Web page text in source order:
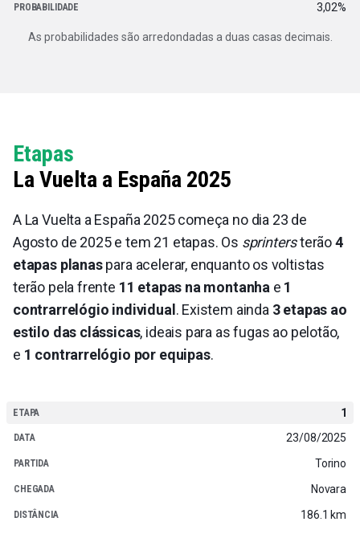
3,02%
As probabilidades são arredondadas a duas casas decimais.
Etapas
La Vuelta a España 2025
A La Vuelta a España 2025 começa no dia 23 de
Agosto de 2025 e tem 21 etapas. Os sprintersterão4
etapas planaspara acelerar, enquanto os voltistas
terão pela frente 11 etapas na montanha e 1
contrarrelógio individual . Existem ainda 3 etapas ao
estilo das clássicas, ideais para as fugas ao pelotão,
e 1 contrarrelógio por equipas.
1
23/08/2025
Torino
Novara
186.1 km